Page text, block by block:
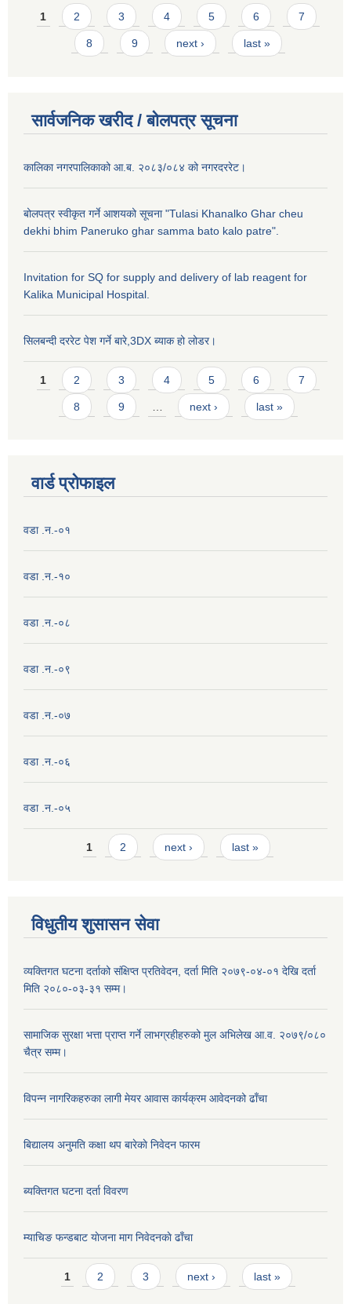
Pages
1 2 3 4 5 6 7
8 9 next › last »
सार्वजनिक खरीद / बाेलपत्र सूचना
कालिका नगरपालिकाको आ.ब. २०८३/०८४ को नगरदररेट।
बोलपत्र स्वीकृत गर्ने आशयको सूचना "Tulasi Khanalko Ghar cheu
dekhi bhim Paneruko ghar samma bato kalo patre".
Invitation for SQ for supply and delivery of lab reagent for
Kalika Municipal Hospital.
सिलबन्दी दररेट पेश गर्ने बारे,3DX ब्याक हो लोडर।
Pages
1 2 3 4 5 6 7
8 9 next › last »
वार्ड प्राेफाइल
वडा .न.-०१
वडा .न.-१०
वडा .न.-०८
वडा .न.-०९
वडा .न.-०७
वडा .न.-०६
वडा .न.-०५
Pages1 2 next › last »
विधुतीय शुसासन सेवा
व्यक्तिगत घटना दर्ताको संक्षिप्त प्रतिवेदन, दर्ता मिति २०७९-०४-०१ देखि दर्ता
मिति २०८०-०३-३१ सम्म।
सामाजिक सुरक्षा भत्ता प्राप्त गर्ने लाभग्रहीहरुको मुल अभिलेख आ.व. २०७९/०८०
चैत्र सम्म।
विपन्न नागरिकहरुका लागी मेयर आवास कार्यक्रम आवेदनको ढाँचा
बिद्यालय अनुमति कक्षा थप बारेकाे निवेदन फारम
ब्यक्तिगत घटना दर्ता विवरण
म्याचिङ फन्डबाट याेजना माग निवेदनकाे ढाँचा
Pages
1 2 3 next › last »